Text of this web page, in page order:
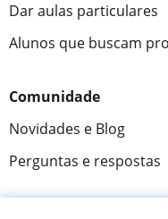
Dar aulas particulares
Alunos que buscam
Comunidade
Novidades e Blog
Perguntas e respostas